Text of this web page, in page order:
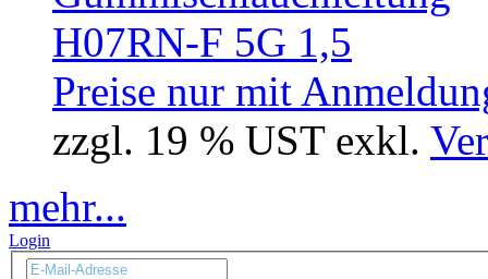
Preise nur mit
zzgl. 19 % UST exkl.
mehr...
Login